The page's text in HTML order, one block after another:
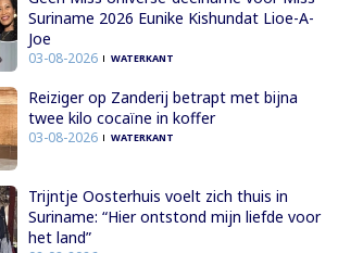
Suriname 2026 Eunike Kishundat Lioe-A-
Joe
03-08-2026 WATERKANT
Reiziger op Zanderij betrapt met bijna
twee kilo cocaïne in koffer
03-08-2026 WATERKANT
Trijntje Oosterhuis voelt zich thuis in
Suriname: “Hier ontstond mijn liefde voor
het land”